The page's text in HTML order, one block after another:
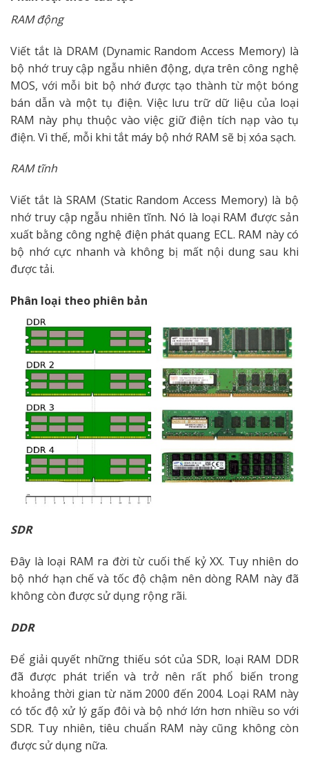
RAM động
Viết tắt là DRAM (Dynamic Random Access Memory) là
bộ nhớ truy cập ngẫu nhiên động, dựa trên công nghệ
MOS, với mỗi bit bộ nhớ được tạo thành từ một bóng
bán dẫn và một tụ điện. Việc lưu trữ dữ liệu của loại
RAM này phụ thuộc vào việc giữ điện tích nạp vào tụ
điện. Vì thế, mỗi khi tắt máy bộ nhớ RAM sẽ bị xóa sạch.
RAM tĩnh
Viết tắt là SRAM (Static Random Access Memory) là bộ
nhớ truy cập ngẫu nhiên tĩnh. Nó là loại RAM được sản
xuất bằng công nghệ điện phát quang ECL. RAM này có
bộ nhớ cực nhanh và không bị mất nội dung sau khi
được tải.
Phân loại theo phiên bản
SDR
Đây là loại RAM ra đời từ cuối thế kỷ XX. Tuy nhiên do
bộ nhớ hạn chế và tốc độ chậm nên dòng RAM này đã
không còn được sử dụng rộng rãi.
DDR
Để giải quyết những thiếu sót của SDR, loại RAM DDR
đã được phát triển và trở nên rất phổ biến trong
khoảng thời gian từ năm 2000 đến 2004. Loại RAM này
có tốc độ xử lý gấp đôi và bộ nhớ lớn hơn nhiều so với
SDR. Tuy nhiên, tiêu chuẩn RAM này cũng không còn
được sử dụng nữa.